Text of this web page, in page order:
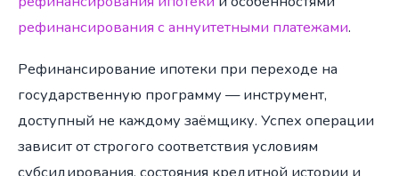
рефинансирования с аннуитетными платежами.
Рефинансирование ипотеки при переходе на
государственную программу — инструмент,
доступный не каждому заёмщику. Успех операции
зависит от строгого соответствия условиям